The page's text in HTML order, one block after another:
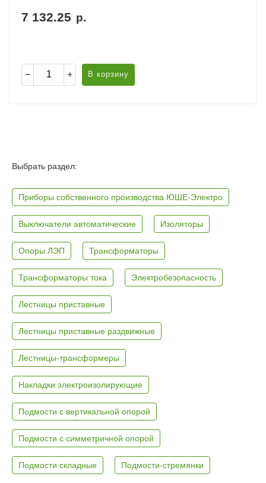
7 132.25 р.
В корзину
Выбрать раздел:
Приборы собственного производства ЮШЕ-Электро
Выключатели автоматические Изоляторы
Опоры ЛЭП Трансформаторы
Трансформаторы тока Электробезопасность
Лестницы приставные
Лестницы приставные раздвижные
Лестницы-трансформеры
Накладки электроизолирующие
Подмости с вертикальной опорой
Подмости с симметричной опорой
Подмости складные Подмости-стремянки